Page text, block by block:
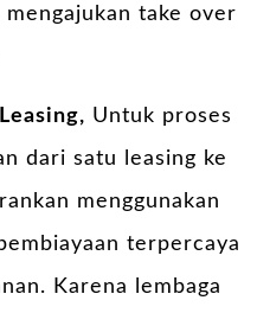
take over
Untuk proses
dari satu leasing ke
menggunakan
terpercaya
Karena lembaga